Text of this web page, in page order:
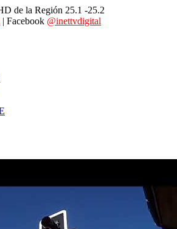
de la Región 25.1 -25.2
| Facebook @inettvdigital